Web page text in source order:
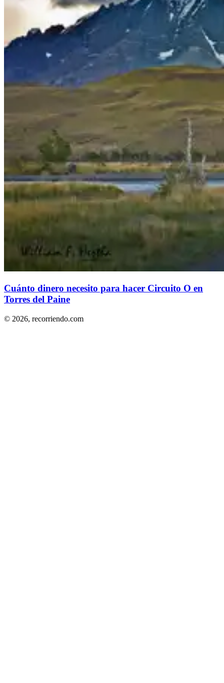
Cuánto dinero necesito para hacer Circuito O en
Torres del Paine
© 2026, recorriendo.com